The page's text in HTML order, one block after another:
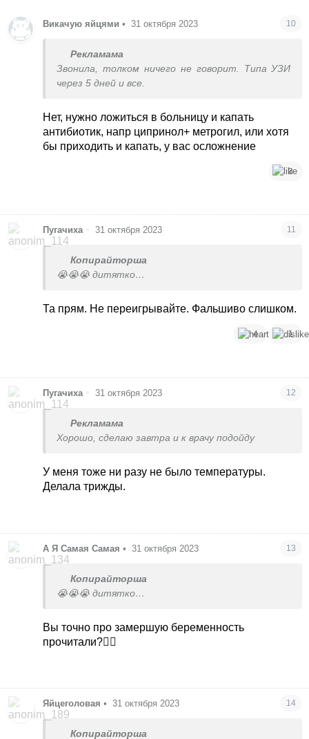
Викачую яйцями • 31 октября 2023 10
Рекламама
Звонила, толком ничего не говорит. Типа УЗИ
через 5 дней и все.
Нет, нужно ложиться в больницу и капать
антибиотик, напр ципринол+ метрогил, или хотя
бы приходить и капать, у вас осложнение
3
Пугачиха • 31 октября 2023 11
Копирайторша
😭😭😭 дитятко…
Та прям. Не переигрывайте. Фальшиво слишком.
4 1
Пугачиха • 31 октября 2023 12
Рекламама
Хорошо, сделаю завтра и к врачу подойду
У меня тоже ни разу не было температуры.
Делала трижды.
А Я Самая Самая • 31 октября 2023 13
Копирайторша
😭😭😭 дитятко…
Вы точно про замершую беременность
прочитали?🤦‍♀️
Яйцеголовая • 31 октября 2023 14
Копирайторша